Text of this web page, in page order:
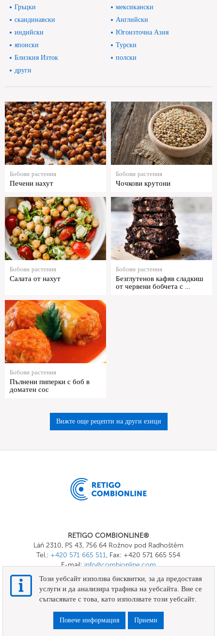
Гръцки
мексикански
скандинавски
Английски
индийски
Югоизточна Азия
японски
Турски
Близкия Изток
полски
други
Бобови растения
Печени нахут
Бобови растения
Чочкови крутони
Бобови растения
Салата от нахут
Бобови растения
Безглутенов кафяв сладкиш
от червени бобчета с …
Бобови растения
Пълнени пиперки с боб в
доматен сос
Вижте още рецепти на други езици
RETIGO COMBIONLINE®
Láň 2310, PS 43, 756 64 Rožnov pod Radhoštěm
Tel.: +420 571 665 511, Fax: +420 571 665 554
E-mail:info@combionline.com
OnlineMenu
ПРАВИЛА И УСЛОВИЯ
Този уебсайт използва бисквитки, за да предоставя
услуги и да анализира трафика на уебсайта. Вие се
съгласявате с това, като използвате този уебсайт.
Повече информация Приеми